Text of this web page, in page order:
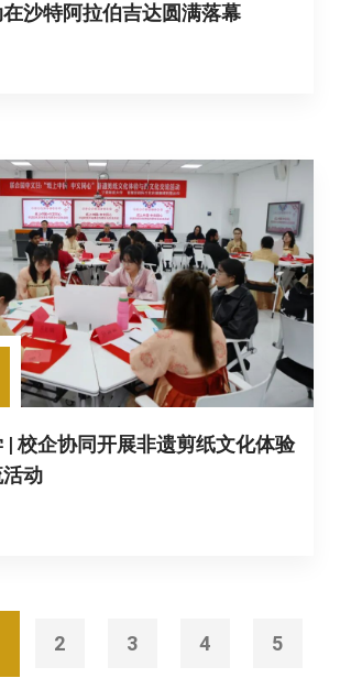
沙特阿拉伯吉达圆满落幕
| 校企协同开展非遗剪纸文化体验
动
2 3 4 5